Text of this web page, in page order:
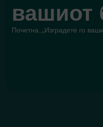
вашиот
Почетна Изградете го